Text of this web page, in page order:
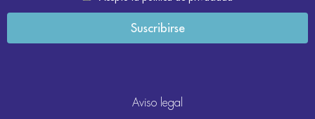
Aviso legal